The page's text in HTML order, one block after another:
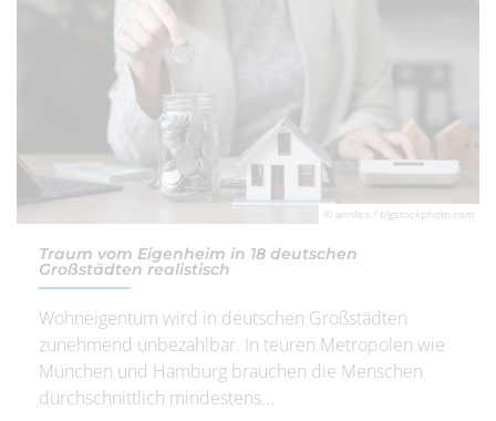
© annlisa / bigstockphoto.com
Traum vom Eigenheim in 18 deutschen
Großstädten realistisch
Wohneigentum wird in deutschen Großstädten
zunehmend unbezahlbar. In teuren Metropolen wie
München und Hamburg brauchen die Menschen
durchschnittlich mindestens...